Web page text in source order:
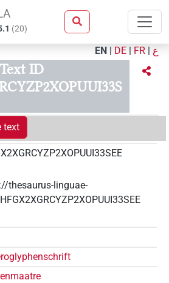
(20)
EN | DE | FR | ع
ID
text
thesaurus-linguae-